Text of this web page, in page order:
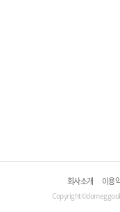
회사소개 이용